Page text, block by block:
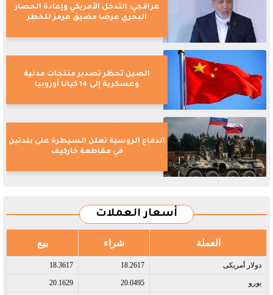
عراقجي: التدخل الأمريكي وإعادة الحصار
البحري عرضا مضيق هرمز للخطر
الصين تحظر تصدير منتجات مدنية
وعسكرية إلى 14 كيانا أوروبيا
الدفاع الروسية تعلن السيطرة على بلدتين
في مقاطعة خاركيف
أسعار العملات
العملة شراء بيع
دولار أمريكى​ 18.2617
18.3617
يورو​ 20.0495
20.1629